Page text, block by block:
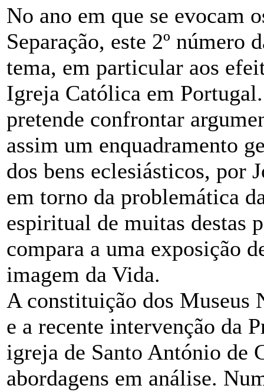
No ano em que se evocam
Separação, este 2º número
tema, em particular aos
Igreja Católica em
pretende confrontar
assim um enquadramento
dos bens eclesiásticos, por
em torno da problemática
espiritual de muitas destas
compara a uma exposição
imagem da Vida.
A constituição dos Museus
e a recente intervenção da
igreja de Santo António de
abordagens em análise.